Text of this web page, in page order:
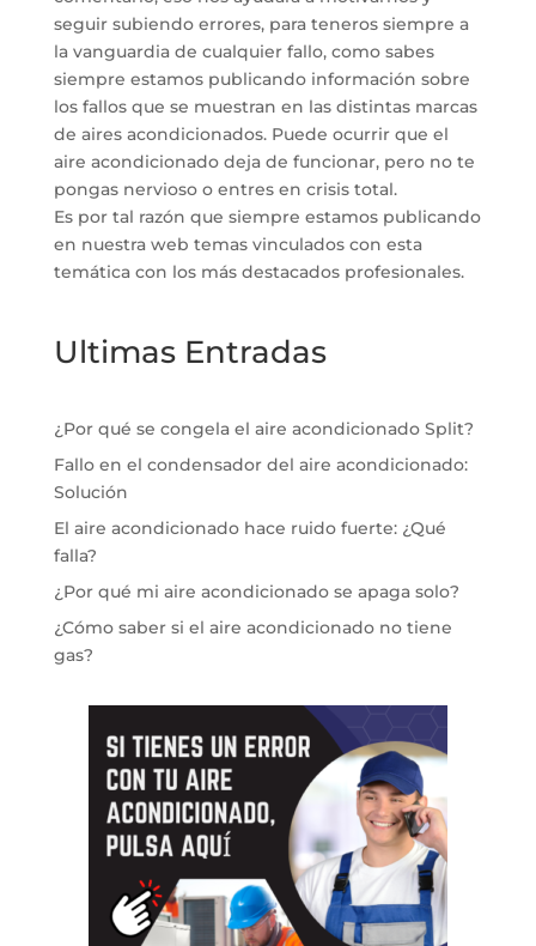
seguir subiendo errores, para teneros siempre a
la vanguardia de cualquier fallo, como sabes
siempre estamos publicando información sobre
los fallos que se muestran en las distintas marcas
de aires acondicionados. Puede ocurrir que el
aire acondicionado deja de funcionar, pero no te
pongas nervioso o entres en crisis total.
Es por tal razón que siempre estamos publicando
en nuestra web temas vinculados con esta
temática con los más destacados profesionales.
Ultimas Entradas
¿Por qué se congela el aire acondicionado Split?
Fallo en el condensador del aire acondicionado:
Solución
El aire acondicionado hace ruido fuerte: ¿Qué
falla?
¿Por qué mi aire acondicionado se apaga solo?
¿Cómo saber si el aire acondicionado no tiene
gas?